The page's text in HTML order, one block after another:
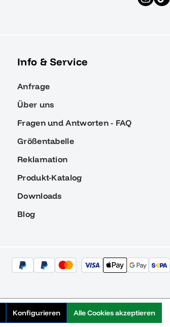
Info & Service
Anfrage
Über uns
Fragen und Antworten - FAQ
Größentabelle
Reklamation
Produkt-Katalog
Downloads
Blog
Konfigurieren Alle Cookies akzeptieren